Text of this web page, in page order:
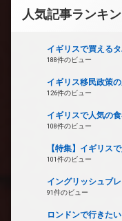
人気記事ランキ
イギリスで買える
188件のビュー
イギリス移民政策
126件のビュー
イギリスで人気の
108件のビュー
【特集】イギリス
101件のビュー
イングリッシュブ
91件のビュー
ロンドンで行きた